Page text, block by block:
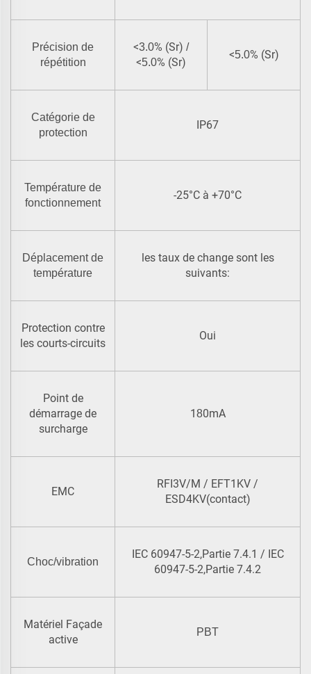
Précision de
répétition
<3.0% (Sr) /
<5.0% (Sr)
<5.0% (Sr)
Catégorie de
protection
IP67
Température de
fonctionnement
-25°C à +70°C
Déplacement de
température
les taux de change sont les
suivants:
Protection contre
les courts-circuits
Oui
Point de
démarrage de
surcharge
180mA
EMC
RFI3V/M / EFT1KV /
ESD4KV(contact)
Choc/vibration
IEC 60947-5-2,Partie 7.4.1 / IEC
60947-5-2,Partie 7.4.2
Matériel Façade
active
PBT